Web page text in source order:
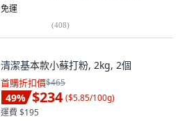
免運
(408)
清潔基本款小蘇打粉, 2kg, 2個
首購折扣價$465
49% $234 ($5.85/100g)
運費 $195